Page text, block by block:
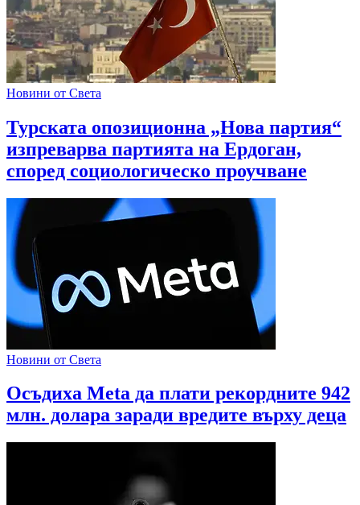
Новини от Света
Турската опозиционна „Нова партия“
изпреварва партията на Ердоган,
според социологическо проучване
Новини от Света
Осъдиха Meta да плати рекордните 942
млн. долара заради вредите върху деца